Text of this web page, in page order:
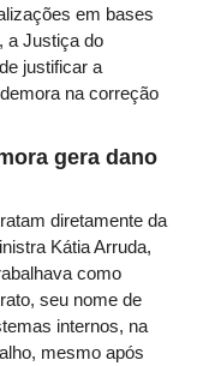
2026
2026
e Intérpretes
em bases
a Justiça do
justificar a
na correção
gera dano
diretamente da
Kátia Arruda,
como
seu nome de
internos, na
mesmo após